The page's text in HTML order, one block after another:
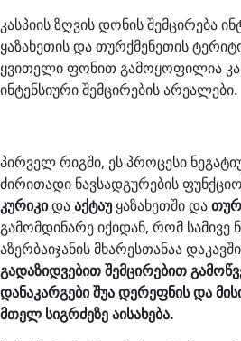
კასპიის ზღვის დონის შემცირება
ყაზახეთის და თურქმენეთის
ყვითელი ფონით გამოყოფილია
ინტენსიური შემცირების არეალები.
პირველ რიგში, ეს პროცესი
ძირითადი ნავსადგურების
კურიკიდააქტაუ ყაზახეთში და
გამომდინარე იქიდან, რომ სამივე
აზერბაიჯანის მხარესთანაა
გადაზიდვებითშემცირებით
დანაკარგებიშუადერეფნისდა
მთელ სიგრძეზეაისახება.